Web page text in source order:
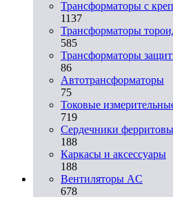
Трансформаторы с
1137
Трансформаторы
585
Трансформаторы
86
Автотрансформаторы
75
Токовые
719
Сердечники
188
Каркасы и аксессуары
188
Вентиляторы AC
678